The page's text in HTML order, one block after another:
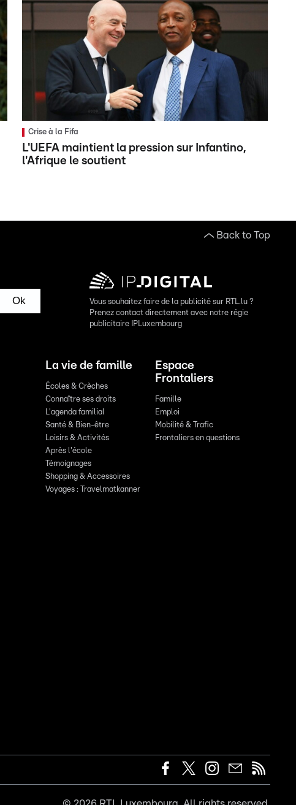
Crise à la Fifa
L'UEFA maintient la pression sur Infantino,
l'Afrique le soutient
Back to Top
Ok
Vous souhaitez faire de la publicité sur RTL.lu ?
Prenez contact directement avec notre régie
publicitaire IPLuxembourg
La vie de famille
Écoles & Crèches
Connaître ses droits
L'agenda familial
Santé & Bien-être
Loisirs & Activités
Après l'école
Témoignages
Shopping & Accessoires
Voyages : Travelmatkanner
Espace
Frontaliers
Famille
Emploi
Mobilité & Trafic
Frontaliers en questions